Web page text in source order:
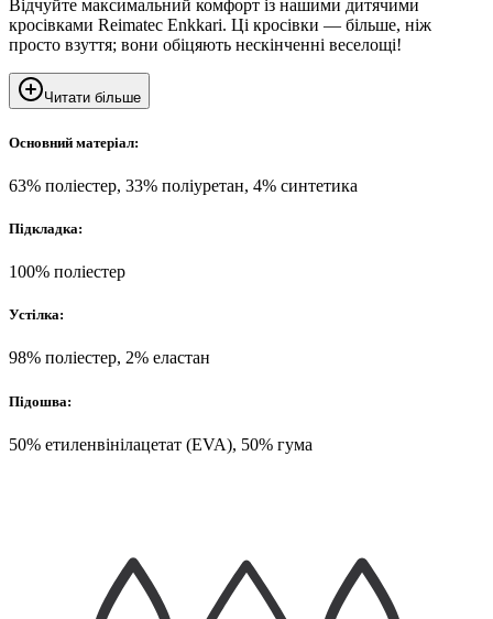
Відчуйте максимальний комфорт із нашими дитячими
кросівками Reimatec Enkkari. Ці кросівки — більше, ніж
просто взуття; вони обіцяють нескінченні веселощі!
Читати більше
Основний матеріал:
63% поліестер, 33% поліуретан, 4% синтетика
Підкладка:
100% поліестер
Устілка:
98% поліестер, 2% еластан
Підошва:
50% етиленвінілацетат (EVA), 50% гума